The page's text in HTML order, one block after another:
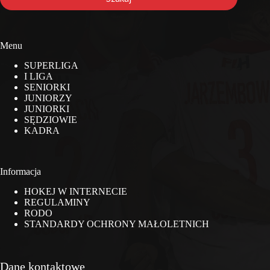
Menu
SUPERLIGA
I LIGA
SENIORKI
JUNIORZY
JUNIORKI
SĘDZIOWIE
KADRA
Informacja
HOKEJ W INTERNECIE
REGULAMINY
RODO
STANDARDY OCHRONY MAŁOLETNICH
Dane kontaktowe